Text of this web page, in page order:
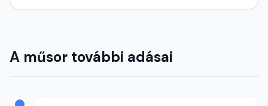
A műsor további adásai